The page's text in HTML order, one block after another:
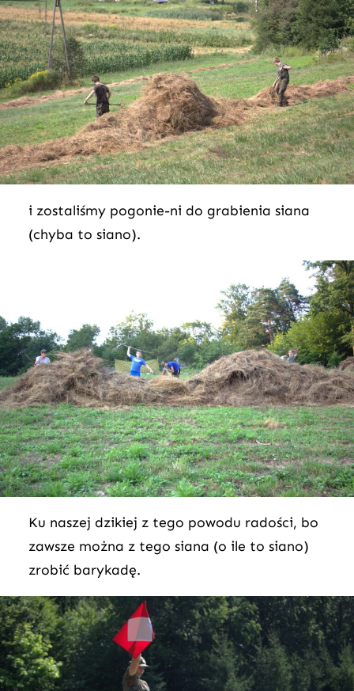
i zostaliśmy pogonie-ni do grabienia siana
(chyba to siano).
Ku naszej dzikiej z tego powodu radości, bo
zawsze można z tego siana (o ile to siano)
zrobić barykadę.